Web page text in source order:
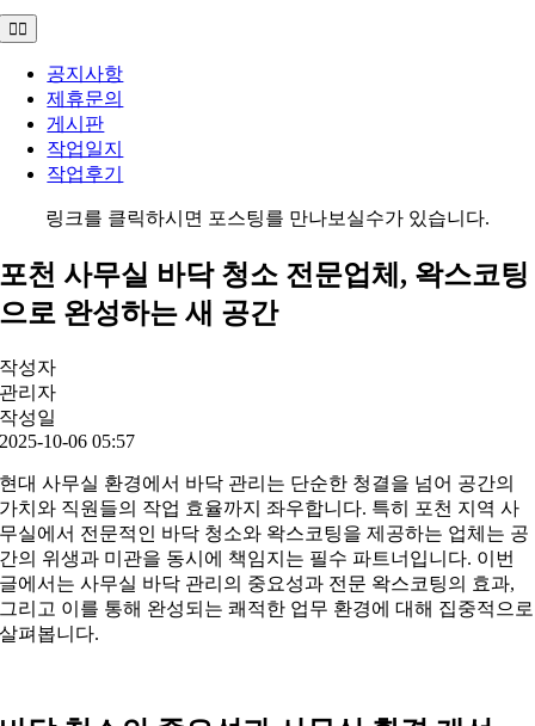
Toggle
Navigation
공지사항
제휴문의
게시판
작업일지
작업후기
링크를 클릭하시면 포스팅를 만나보실수가 있습니다.
포천 사무실 바닥 청소 전문업체, 왁스코팅
으로 완성하는 새 공간
작성자
관리자
작성일
2025-10-06 05:57
현대 사무실 환경에서 바닥 관리는 단순한 청결을 넘어 공간의
가치와 직원들의 작업 효율까지 좌우합니다. 특히 포천 지역 사
무실에서 전문적인 바닥 청소와 왁스코팅을 제공하는 업체는 공
간의 위생과 미관을 동시에 책임지는 필수 파트너입니다. 이번
글에서는 사무실 바닥 관리의 중요성과 전문 왁스코팅의 효과,
그리고 이를 통해 완성되는 쾌적한 업무 환경에 대해 집중적으로
살펴봅니다.